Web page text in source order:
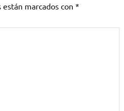
marcados con *